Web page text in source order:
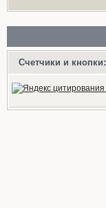
Счетчики и кнопки: